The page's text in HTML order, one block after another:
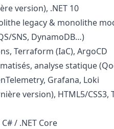
version), .NET 10
legacy & monolithe
SNS, DynamoDB…)
Terraform (IaC), ArgoCD
analyse statique
Grafana, Loki
version), HTML5/CSS3,
/ .NET Core